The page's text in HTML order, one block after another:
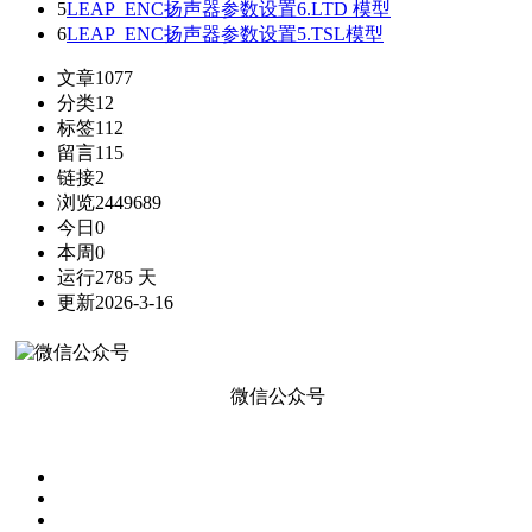
5LEAP_ENC扬声器参数设置6.LTD 模型
6LEAP_ENC扬声器参数设置5.TSL模型
文章1077
分类12
标签112
留言115
链接2
浏览2449689
今日 0
本周0
运行2785 天
更新2026-3-16
微信公众号